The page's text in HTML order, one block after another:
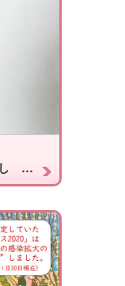
【12/19実施済】クラウンのおもてなし ～コロナ対策をしておまちに出掛けよう～